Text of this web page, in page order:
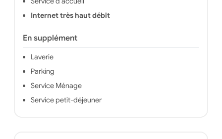
et de snacks, prêt de matériel de
ménage, laverie, parking, salle de petit-
déjeuner et service ménage.
Internet très haut débit
En supplément
Laverie
Parking
Service Ménage
Service petit-déjeuner